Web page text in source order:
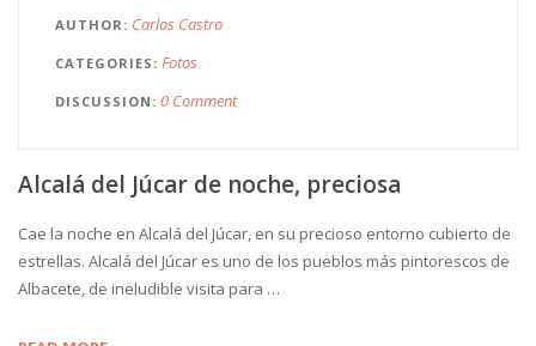
AUTHOR Carlos Castro
CATEGORIES Fotos
DISCUSSION 0 Comment
Alcalá del Júcar de noche, preciosa
Cae la noche en Alcalá del Júcar, en su precioso entorno cubierto de
estrellas. Alcalá del Júcar es uno de los pueblos más pintorescos de
Albacete, de ineludible visita para …